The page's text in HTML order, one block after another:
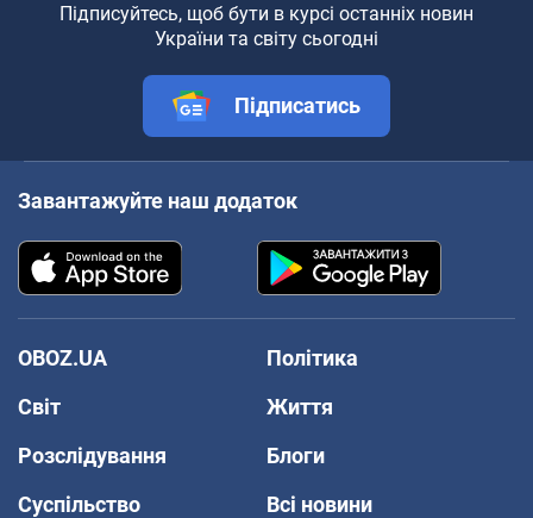
Підписуйтесь, щоб бути в курсі останніх новин
України та світу сьогодні
Підписатись
Завантажуйте наш додаток
OBOZ.UA
Політика
Світ
Життя
Розслідування
Блоги
Суспільство
Всі новини